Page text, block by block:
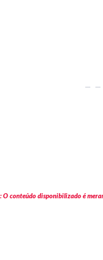
O conteúdo disponibilizado é